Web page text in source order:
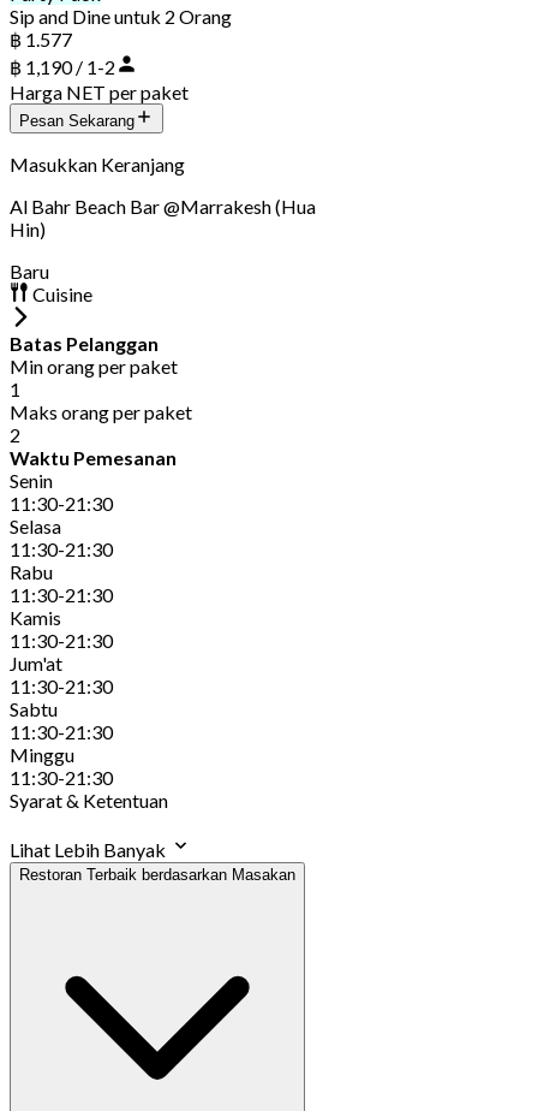
Sip and Dine untuk 2 Orang
฿ 1.577
฿ 1,190 / 1-2
Harga NET per paket
Pesan Sekarang
Masukkan Keranjang
Al Bahr Beach Bar @Marrakesh (Hua
Hin)
Baru
Cuisine
Batas Pelanggan
Min orang per paket
1
Maks orang per paket
2
Waktu Pemesanan
Senin
11:30-21:30
Selasa
11:30-21:30
Rabu
11:30-21:30
Kamis
11:30-21:30
Jum'at
11:30-21:30
Sabtu
11:30-21:30
Minggu
11:30-21:30
Syarat & Ketentuan
Lihat Lebih Banyak
Restoran Terbaik berdasarkan Masakan